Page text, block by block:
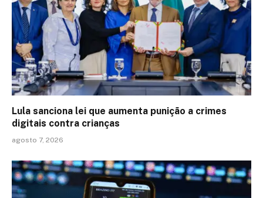
Lula sanciona lei que aumenta punição a crimes
digitais contra crianças
agosto 7, 2026